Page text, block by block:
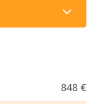
848 €